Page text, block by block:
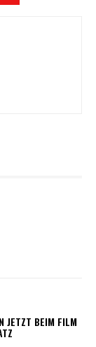
JETZT BEIM FILM